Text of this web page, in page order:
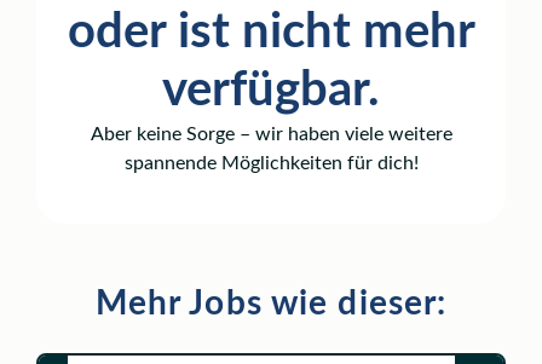
oder ist nicht mehr
verfügbar.
Aber keine Sorge – wir haben viele weitere
spannende Möglichkeiten für dich!
Mehr Jobs wie dieser: